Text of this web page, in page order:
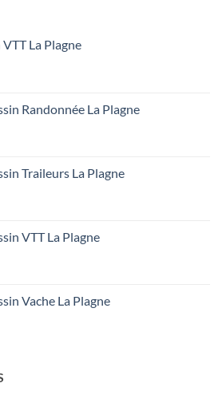
La Plagne
Randonnée La Plagne
Traileurs La Plagne
VTT La Plagne
Vache La Plagne